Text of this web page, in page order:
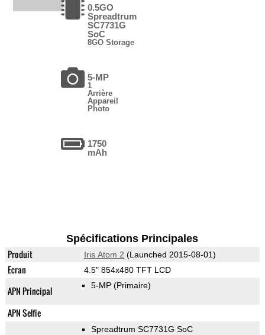
0.5GO
Spreadtrum
SC7731G
SoC
8GO Storage
5-MP
1
Arrière
Appareil
Photo
1750
mAh
Spécifications Principales
Produit Iris Atom 2 (Launched 2015-08-01)
Ecran 4.5" 854x480 TFT LCD
APN Principal 5-MP (Primaire)
APN Selfie
Spreadtrum SC7731G SoC